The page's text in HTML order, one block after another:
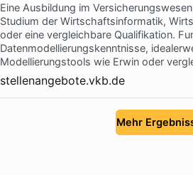
Eine Ausbildung im
Studium der Wirtschaftsinformatik,
oder eine vergleichbare Qualifikation.
Datenmodellierungskenntnisse,
Modellierungstools wie Erwin oder
stellenangebote.vkb.de
Mehr